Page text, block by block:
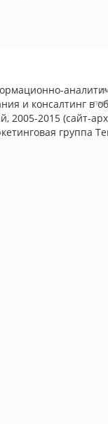
и консалтинг в
2005-2015 (сайт-
группа